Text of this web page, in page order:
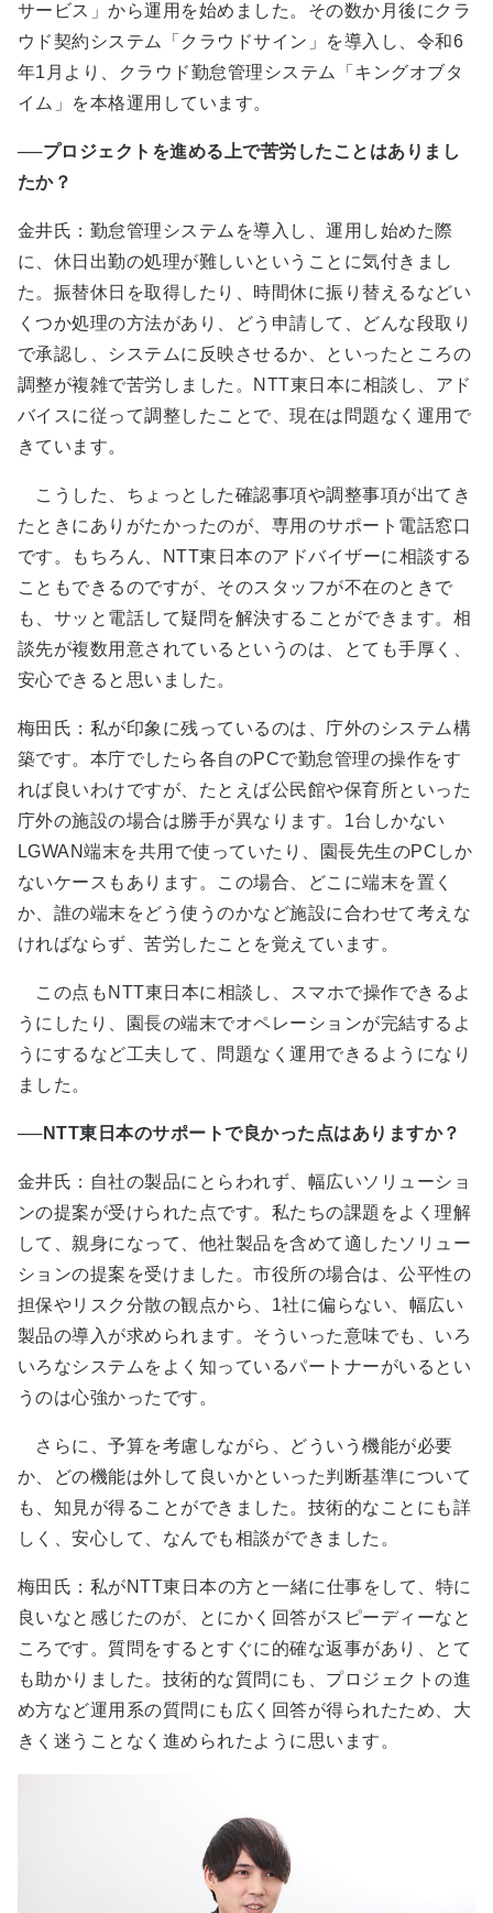
サービス」から運用を始めました。その数か月後にクラ
ウド契約システム「クラウドサイン」を導入し、令和6
年1月より、クラウド勤怠管理システム「キングオブタ
イム」を本格運用しています。
──プロジェクトを進める上で苦労したことはありまし
たか？
金井氏：勤怠管理システムを導入し、運用し始めた際
に、休日出勤の処理が難しいということに気付きまし
た。振替休日を取得したり、時間休に振り替えるなどい
くつか処理の方法があり、どう申請して、どんな段取り
で承認し、システムに反映させるか、といったところの
調整が複雑で苦労しました。NTT東日本に相談し、アド
バイスに従って調整したことで、現在は問題なく運用で
きています。
こうした、ちょっとした確認事項や調整事項が出てき
たときにありがたかったのが、専用のサポート電話窓口
です。もちろん、NTT東日本のアドバイザーに相談する
こともできるのですが、そのスタッフが不在のときで
も、サッと電話して疑問を解決することができます。相
談先が複数用意されているというのは、とても手厚く、
安心できると思いました。
梅田氏：私が印象に残っているのは、庁外のシステム構
築です。本庁でしたら各自のPCで勤怠管理の操作をす
れば良いわけですが、たとえば公民館や保育所といった
庁外の施設の場合は勝手が異なります。1台しかない
LGWAN端末を共用で使っていたり、園長先生のPCしか
ないケースもあります。この場合、どこに端末を置く
か、誰の端末をどう使うのかなど施設に合わせて考えな
ければならず、苦労したことを覚えています。
この点もNTT東日本に相談し、スマホで操作できるよ
うにしたり、園長の端末でオペレーションが完結するよ
うにするなど工夫して、問題なく運用できるようになり
ました。
──NTT東日本のサポートで良かった点はありますか？
金井氏：自社の製品にとらわれず、幅広いソリューショ
ンの提案が受けられた点です。私たちの課題をよく理解
して、親身になって、他社製品を含めて適したソリュー
ションの提案を受けました。市役所の場合は、公平性の
担保やリスク分散の観点から、1社に偏らない、幅広い
製品の導入が求められます。そういった意味でも、いろ
いろなシステムをよく知っているパートナーがいるとい
うのは心強かったです。
さらに、予算を考慮しながら、どういう機能が必要
か、どの機能は外して良いかといった判断基準について
も、知見が得ることができました。技術的なことにも詳
しく、安心して、なんでも相談ができました。
梅田氏：私がNTT東日本の方と一緒に仕事をして、特に
良いなと感じたのが、とにかく回答がスピーディーなと
ころです。質問をするとすぐに的確な返事があり、とて
も助かりました。技術的な質問にも、プロジェクトの進
め方など運用系の質問にも広く回答が得られたため、大
きく迷うことなく進められたように思います。